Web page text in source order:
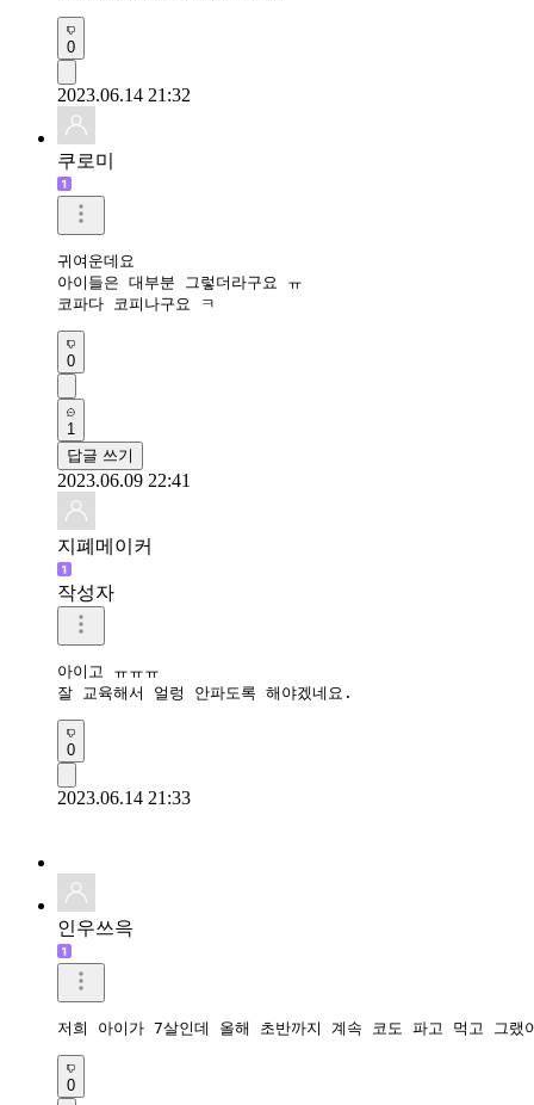
0
2023.06.14 21:32
쿠로미
귀여운데요
아이들은 대부분 그렇더라구요 ㅠ
코파다 코피나구요 ㅋ
0
1
답글 쓰기
2023.06.09 22:41
지폐메이커
작성자
아이고 ㅠㅠㅠ
잘 교육해서 얼렁 안파도록 해야겠네요.
0
2023.06.14 21:33
인우쓰윽
저희 아이가 7살인데 올해 초반까지 계속 코도 파고 먹고 그랬
0